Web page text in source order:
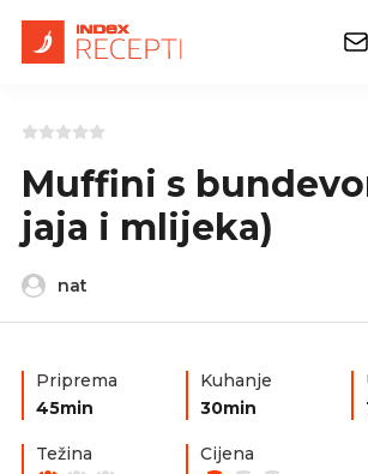
Muffini s
jaja i mlijeka)
nat
Priprema
45min
Kuhanje
30min
Težina Cijena